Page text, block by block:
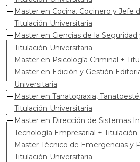
Master en Cocina. Cocinero y Jefe
Titulación Universitaria
Master en Ciencias de la
Titulación Universitaria
Master en Psicología Criminal +
Master en Edición y Gestión
Universitaria
Master en Tanatopraxia,
Titulación Universitaria
Master en Dirección de Sistemas
Tecnología Empresarial + Titulación
Master Técnico de Emergencias y
Titulación Universitaria